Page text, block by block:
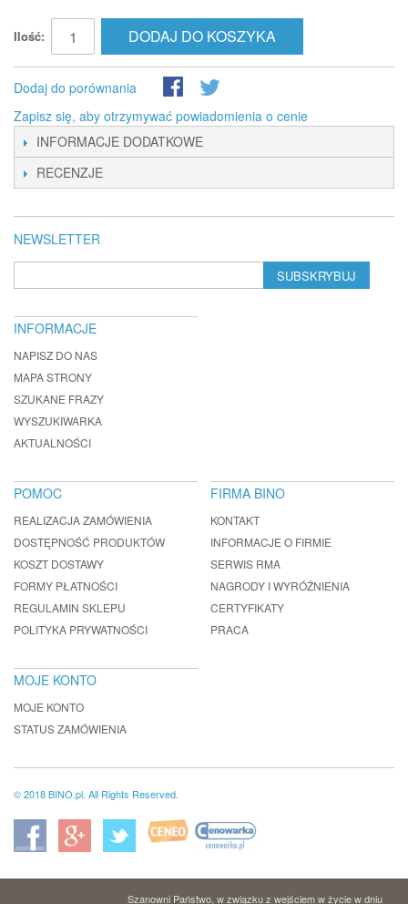
Ilość: DODAJ DO KOSZYKA
Dodaj do porównania
Zapisz się, aby otrzymywać powiadomienia o cenie
INFORMACJE DODATKOWE
RECENZJE
NEWSLETTER
SUBSKRYBUJ
INFORMACJE
NAPISZ DO NAS
MAPA STRONY
SZUKANE FRAZY
WYSZUKIWARKA
AKTUALNOŚCI
POMOC
REALIZACJA ZAMÓWIENIA
DOSTĘPNOŚĆ PRODUKTÓW
KOSZT DOSTAWY
FORMY PŁATNOŚCI
REGULAMIN SKLEPU
POLITYKA PRYWATNOŚCI
FIRMA BINO
KONTAKT
INFORMACJE O FIRMIE
SERWIS RMA
NAGRODY I WYRÓŻNIENIA
CERTYFIKATY
PRACA
MOJE KONTO
MOJE KONTO
STATUS ZAMÓWIENIA
© 2018 BINO.pl. All Rights Reserved.
Szanowni Państwo, w związku z wejściem w życie w dniu